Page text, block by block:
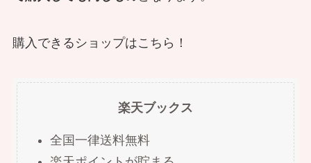
購入できるショップはこちら！
楽天ブックス
全国一律送料無料